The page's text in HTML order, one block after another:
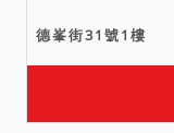
德峯街31號1樓